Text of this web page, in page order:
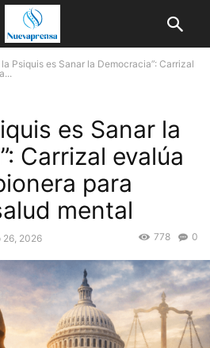
la Psiquis es Sanar la Democracia”: Carrizal
es Sanar la
Carrizal evalúa
para
mental
26, 2026 0
778